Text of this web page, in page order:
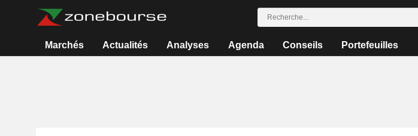
Marchés Actualités Analyses Agenda Conseils Portefeuilles